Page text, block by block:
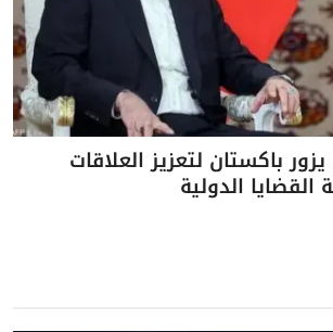
باكستان لتعزيز العلاقات
القضايا الدولية